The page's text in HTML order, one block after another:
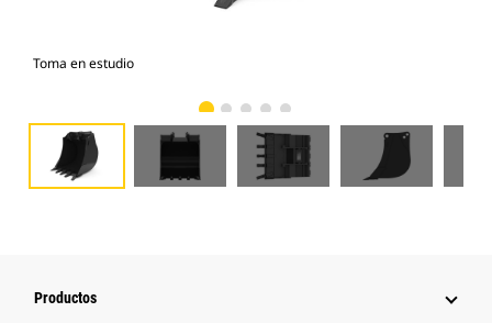
Toma en estudio
Productos